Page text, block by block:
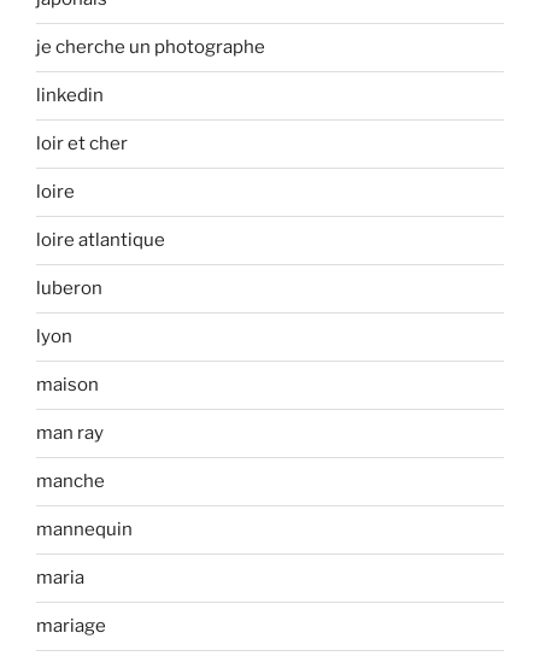
je cherche un photographe
linkedin
loir et cher
loire
loire atlantique
luberon
lyon
maison
man ray
manche
mannequin
maria
mariage